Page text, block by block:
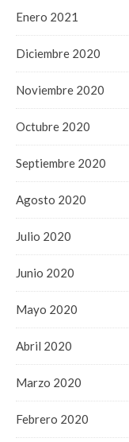
Enero 2021
Diciembre 2020
Noviembre 2020
Octubre 2020
Septiembre 2020
Agosto 2020
Julio 2020
Junio 2020
Mayo 2020
Abril 2020
Marzo 2020
Febrero 2020